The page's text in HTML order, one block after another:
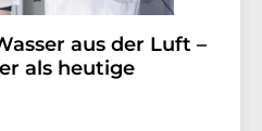
aus der Luft –
als heutige